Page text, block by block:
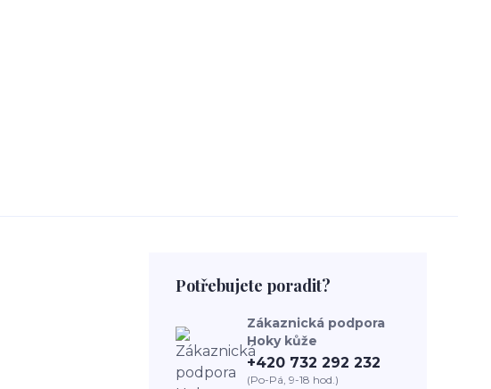
Potřebujete poradit?
Zákaznická podpora
Hoky kůže
+420 732 292 232
(Po-Pá, 9-18 hod.)